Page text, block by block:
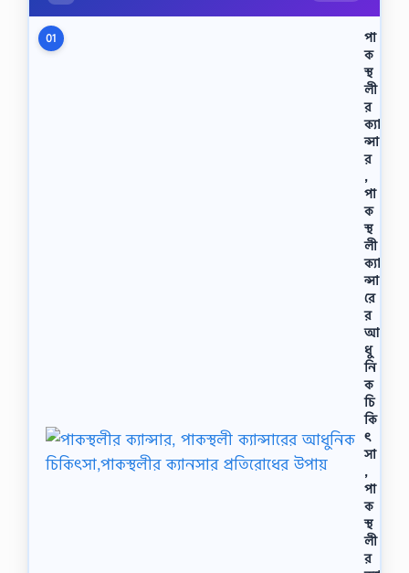
01
পা
ক
স্থ
লী
র
ক্যা
ন্সা
র
,
পা
ক
স্থ
লী
ক্যা
ন্সা
রে
র
আ
ধু
নি
ক
চি
কি
ৎ
সা
,
পা
ক
স্থ
লী
র